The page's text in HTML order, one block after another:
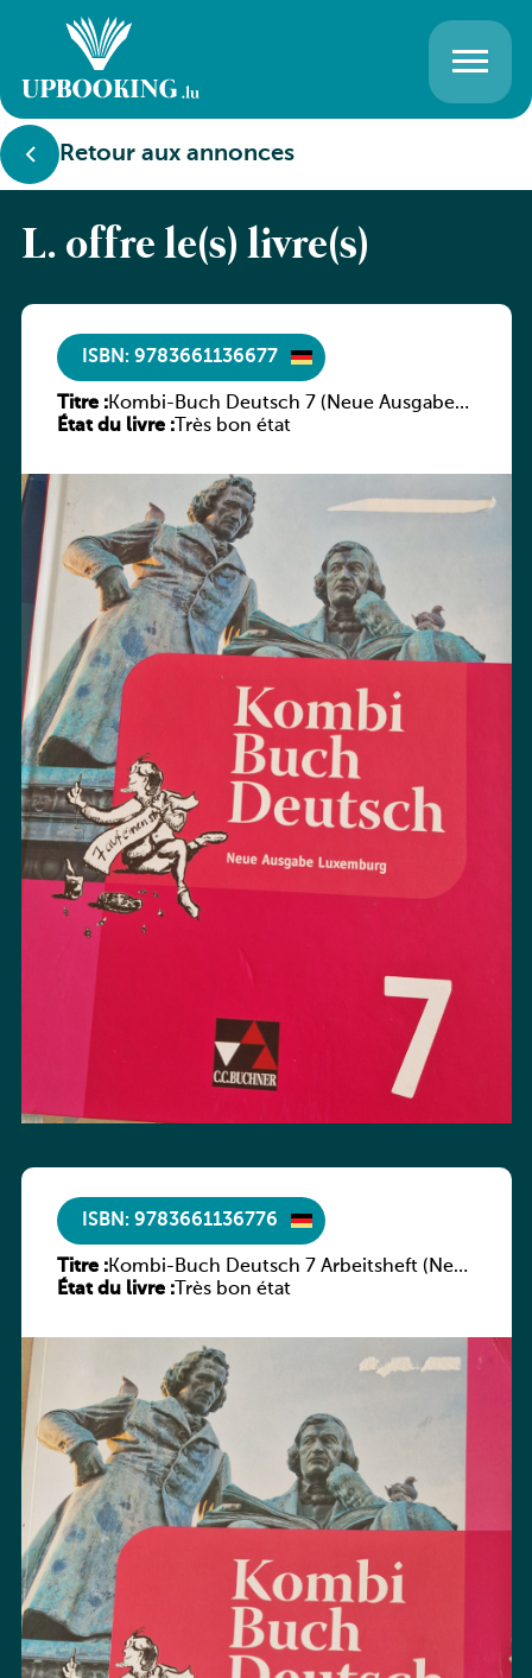
Retour aux annonces
L. offre le(s) livre(s)
ISBN: 9783661136677
Titre :Kombi-Buch Deutsch 7 (Neue Ausgabe
Luxemburg)
État du livre :Très bon état
ISBN: 9783661136776
Titre :Kombi-Buch Deutsch 7 Arbeitsheft (Neue
Ausgabe Luxemburg)
État du livre :Très bon état